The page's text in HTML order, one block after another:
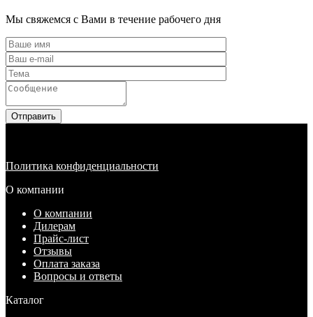
Мы свяжемся с Вами в течение рабочего дня
Отправить
Политика конфиденциальности
О компании
О компании
Дилерам
Прайс-лист
Отзывы
Оплата заказа
Вопросы и ответы
Каталог